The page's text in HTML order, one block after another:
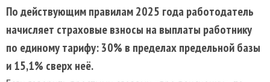
По действующим правилам 2025 года работодатель
начисляет страховые взносы на выплаты работнику
по единому тарифу: 30% в пределах предельной базы
и 15,1% сверх неё.